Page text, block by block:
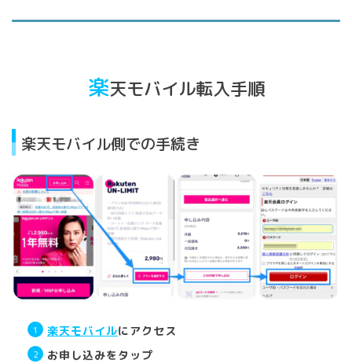
楽天モバイル転入手順
楽天モバイル側での手続き
楽天モバイルにアクセス
お申し込みをタップ